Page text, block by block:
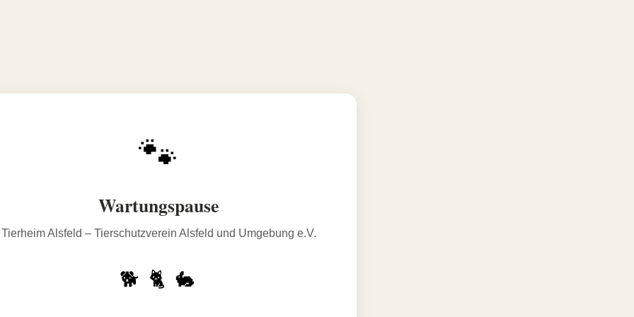
🐾
Wartungspause
Tierheim Alsfeld – Tierschutzverein Alsfeld und Umgebung e.V.
🐕 🐈 🐇